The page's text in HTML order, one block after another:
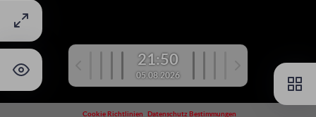
21:50
05.08.2026
Cookie Richtlinien Datenschutz Bestimmungen